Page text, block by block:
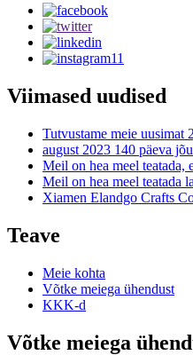
Viimased uudised
Tutvustame meie uusimat
august 2023 140 päeva
Meil on hea meel teatada,
Meil on hea meel teatada
Xiamen Elandgo Crafts
Teave
Meie kohta
Võtke meiega ühendust
KKK-d
Võtke meiega